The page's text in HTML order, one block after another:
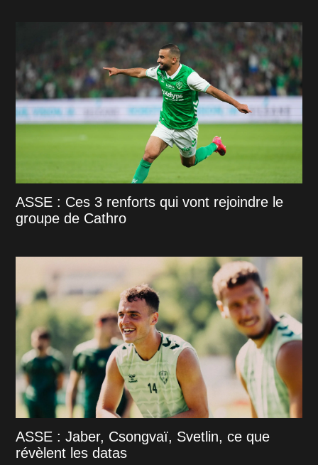
ASSE : Ces 3 renforts qui vont rejoindre le
groupe de Cathro
ASSE : Jaber, Csongvaï, Svetlin, ce que
révèlent les datas